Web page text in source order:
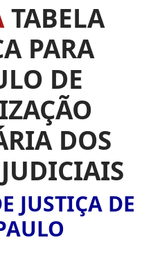
TABELA
PARA
DE
DOS
JUSTIÇA DE